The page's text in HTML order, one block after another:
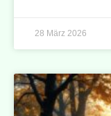
28 März 2026